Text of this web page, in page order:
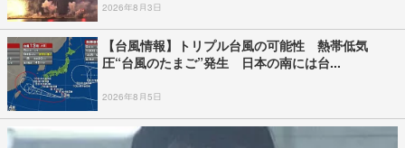
2026年8月3日
【台風情報】トリプル台風の可能性 熱帯低気
圧“台風のたまご”発生 日本の南には台...
2026年8月5日